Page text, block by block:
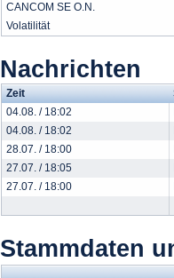
CANCOM SE O.N.
Volatilität
Nachrichten
Zeit
04.08. / 18:02
04.08. / 18:02
28.07. / 18:00
27.07. / 18:05
27.07. / 18:00
Stammdaten